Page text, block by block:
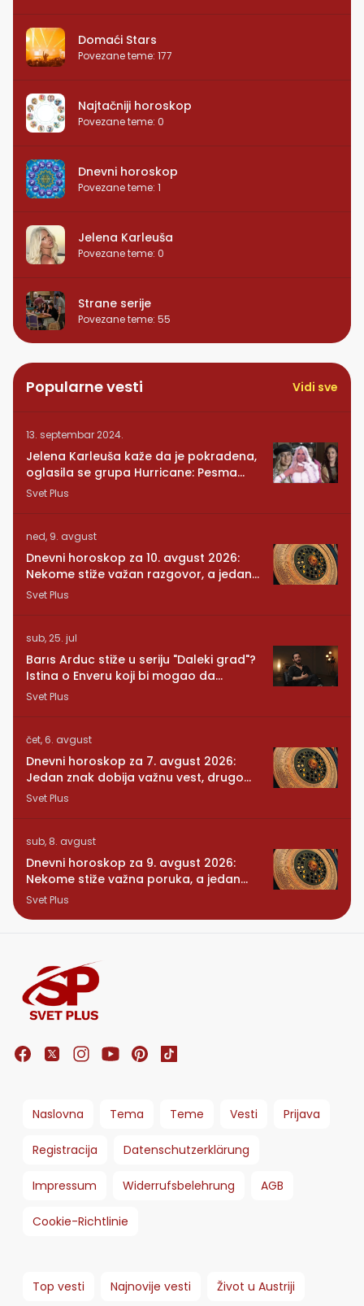
Domaći Stars
Povezane teme: 177
Najtačniji horoskop
Povezane teme: 0
Dnevni horoskop
Povezane teme: 1
Jelena Karleuša
Povezane teme: 0
Strane serije
Povezane teme: 55
Popularne vesti Vidi sve
13. septembar 2024.
Jelena Karleuša kaže da je pokradena,
oglasila se grupa Hurricane: Pesma
RUNDE je naša!
Svet Plus
ned, 9. avgust
Dnevni horoskop za 10. avgust 2026:
Nekome stiže važan razgovor, a jedan
znak mora da posluša srce
Svet Plus
sub, 25. jul
Barıs Arduc stiže u seriju "Daleki grad"?
Istina o Enveru koji bi mogao da
promeni sve
Svet Plus
čet, 6. avgust
Dnevni horoskop za 7. avgust 2026:
Jedan znak dobija važnu vest, drugom
se vraća osoba iz prošlosti
Svet Plus
sub, 8. avgust
Dnevni horoskop za 9. avgust 2026:
Nekome stiže važna poruka, a jedan
znak konačno preseca
Svet Plus
Naslovna Tema Teme Vesti Prijava
Registracija Datenschutzerklärung
Impressum Widerrufsbelehrung AGB
Cookie-Richtlinie
Top vesti Najnovije vesti Život u Austriji